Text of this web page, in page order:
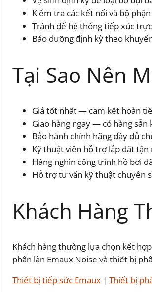
Kiểm tra các kết nối và bộ
Tránh để hệ thống tiếp xúc
Bảo dưỡng định kỳ theo
Tại Sao Nên
Giá tốt nhất — cam kết hoàn
Giao hàng ngay — có hàng sẵn
Bảo hành chính hãng đầy đủ
Kỹ thuật viên hỗ trợ lắp đặt tận
Hàng nghìn công trình hồ bơi
Hỗ trợ tư vấn kỹ thuật chuyên
Khách Hàng
Khách hàng thường lựa chọn kết
phân làn Emaux Noise và thiết bị
Thiết bị tiếp sức Emaux | Thiết bị